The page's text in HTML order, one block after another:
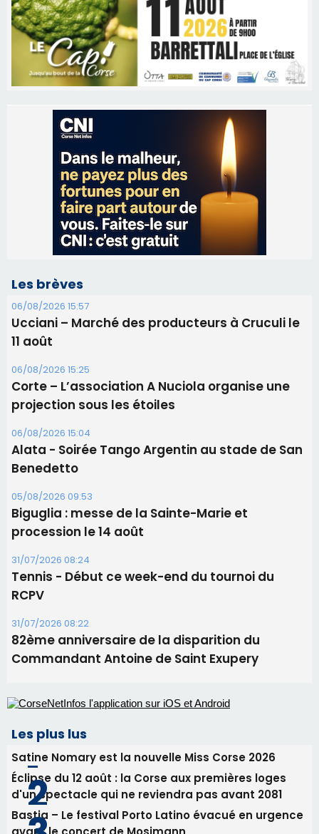
Les brèves
06/08/2026 15:57
Ucciani – Marché des producteurs à Cruculi le
06/08/2026 15:25
Corte – L’association A Nuciola organise une
06/08/2026 15:04
Alata - Soirée Tango Argentin au stade de San
Benedetto
05/08/2026 09:53
Biguglia : messe de la Sainte-Marie et
procession le 14 août
31/07/2026 08:24
Tennis - Début ce week-end du tournoi du
RCPV
31/07/2026 08:22
82ème anniversaire de la disparition du
Commandant Antoine de Saint Exupery
Les plus lus
Satine Nomary est la nouvelle Miss Corse 2026
Éclipse du 12 août : la Corse aux premières loges
d'un spectacle qui ne reviendra pas avant 2081
avant le concert de Mosimann
consommation en recul dans les restaurants
La gendarmerie alerte les restaurateurs corses
face à une nouvelle escroquerie au faux vendeur de
vin
Newsletter